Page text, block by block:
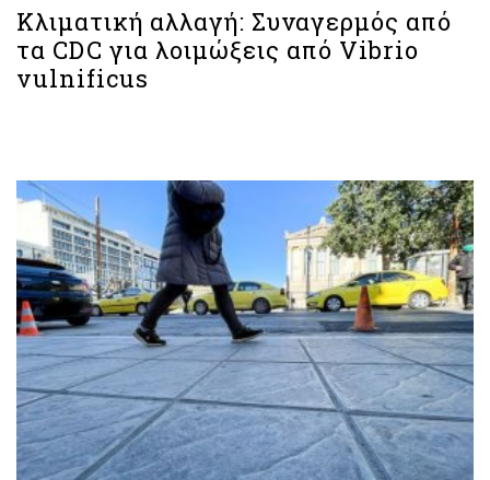
Κλιματική αλλαγή: Συναγερμός από
τα CDC για λοιμώξεις από Vibrio
vulnificus